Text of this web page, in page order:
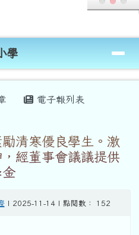
國民小學
學
電子報列表
清寒優良學生。激
經董事會議議提供
| 2025-11-14 | 點閱數： 152